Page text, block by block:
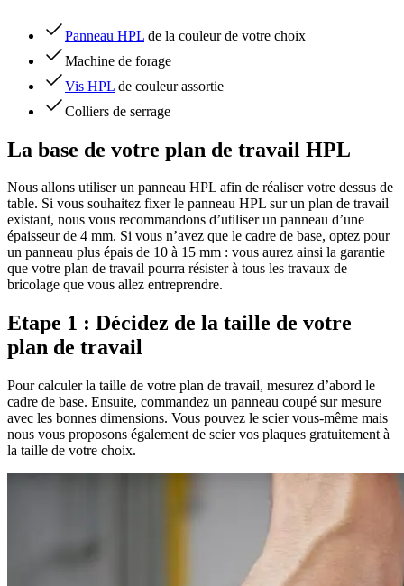
Panneau HPL de la couleur de votre choix
Machine de forage
Vis HPL de couleur assortie
Colliers de serrage
La base de votre plan de travail HPL
Nous allons utiliser un panneau HPL afin de réaliser votre dessus de
table. Si vous souhaitez fixer le panneau HPL sur un plan de travail
existant, nous vous recommandons d’utiliser un panneau d’une
épaisseur de 4 mm. Si vous n’avez que le cadre de base, optez pour
un panneau plus épais de 10 à 15 mm : vous aurez ainsi la garantie
que votre plan de travail pourra résister à tous les travaux de
bricolage que vous allez entreprendre.
Etape 1 : Décidez de la taille de votre
plan de travail
Pour calculer la taille de votre plan de travail, mesurez d’abord le
cadre de base. Ensuite, commandez un panneau coupé sur mesure
avec les bonnes dimensions. Vous pouvez le scier vous-même mais
nous vous proposons également de scier vos plaques gratuitement à
la taille de votre choix.